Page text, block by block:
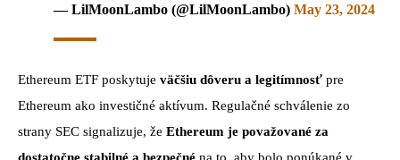
— LilMoonLambo (@LilMoonLambo) May 23, 2024
Ethereum ETF poskytuje väčšiu dôveru a legitímnosť pre
Ethereum ako investičné aktívum. Regulačné schválenie zo
strany SEC signalizuje, že Ethereum je považované za